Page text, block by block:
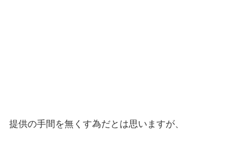
提供の手間を無くす為だとは思いますが、